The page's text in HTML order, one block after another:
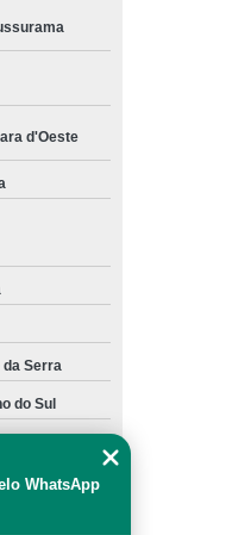
d'Oeste
da Serra
do Sul
WhatsApp